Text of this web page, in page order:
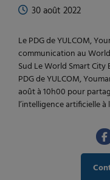
30 août 2022
Le PDG de YULCOM,
communication au
Sud Le World Smart
PDG de YULCOM,
août à 10h00 pour
l’intelligence artificielle à